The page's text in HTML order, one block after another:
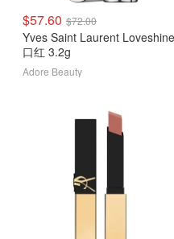
$57.60 $72.00
Yves Saint Laurent Loveshine
口红 3.2g
Adore Beauty